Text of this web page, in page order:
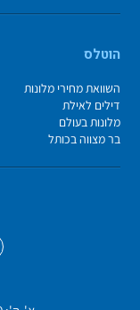
הוטלס
השוואת מחירי מלונות
דילים לאילת
מלונות בעולם
בר מצווה בכותל